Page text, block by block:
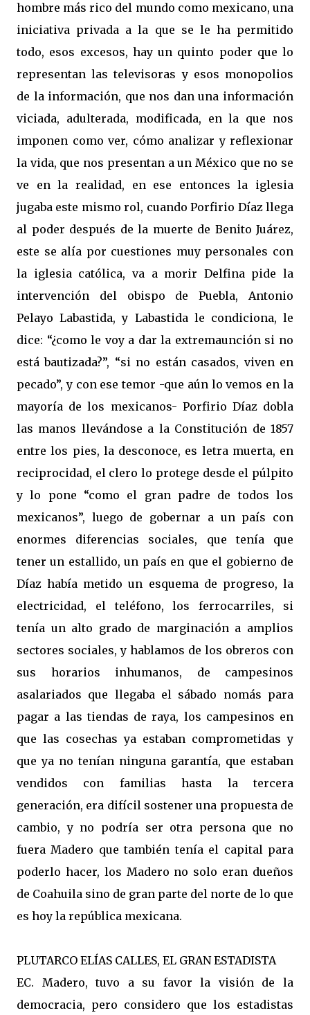
hombre más rico del mundo como mexicano, una
iniciativa privada a la que se le ha permitido
todo, esos excesos, hay un quinto poder que lo
representan las televisoras y esos monopolios
de la información, que nos dan una información
viciada, adulterada, modificada, en la que nos
imponen como ver, cómo analizar y reflexionar
la vida, que nos presentan a un México que no se
ve en la realidad, en ese entonces la iglesia
jugaba este mismo rol, cuando Porfirio Díaz llega
al poder después de la muerte de Benito Juárez,
este se alía por cuestiones muy personales con
la iglesia católica, va a morir Delfina pide la
intervención del obispo de Puebla, Antonio
Pelayo Labastida, y Labastida le condiciona, le
dice: “¿como le voy a dar la extremaunción si no
está bautizada?”, “si no están casados, viven en
pecado”, y con ese temor -que aún lo vemos en la
mayoría de los mexicanos- Porfirio Díaz dobla
las manos llevándose a la Constitución de 1857
entre los pies, la desconoce, es letra muerta, en
reciprocidad, el clero lo protege desde el púlpito
y lo pone “como el gran padre de todos los
mexicanos”, luego de gobernar a un país con
enormes diferencias sociales, que tenía que
tener un estallido, un país en que el gobierno de
Díaz había metido un esquema de progreso, la
electricidad, el teléfono, los ferrocarriles, si
tenía un alto grado de marginación a amplios
sectores sociales, y hablamos de los obreros con
sus horarios inhumanos, de campesinos
asalariados que llegaba el sábado nomás para
pagar a las tiendas de raya, los campesinos en
que las cosechas ya estaban comprometidas y
que ya no tenían ninguna garantía, que estaban
vendidos con familias hasta la tercera
generación, era difícil sostener una propuesta de
cambio, y no podría ser otra persona que no
fuera Madero que también tenía el capital para
poderlo hacer, los Madero no solo eran dueños
de Coahuila sino de gran parte del norte de lo que
es hoy la república mexicana.
PLUTARCO ELÍAS CALLES, EL GRAN ESTADISTA
EC. Madero, tuvo a su favor la visión de la
democracia, pero considero que los estadistas